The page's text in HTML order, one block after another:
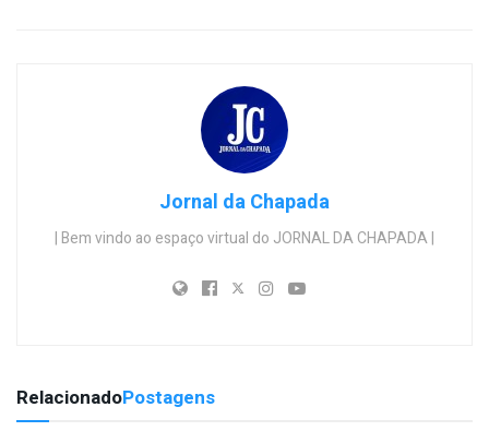
Jornal da Chapada
| Bem vindo ao espaço virtual do JORNAL DA CHAPADA |
RelacionadoPostagens